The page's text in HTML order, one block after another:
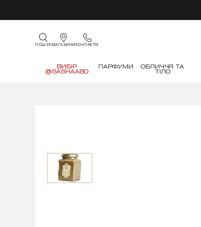
ПОШУКМАГАЗИНИКОНТАКТИ
ВИБІР
@SASHAABO
ПАРФУМИ
ОБЛИЧЧЯ ТА
ТІЛО